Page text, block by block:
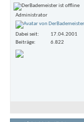
Administrator
Dabei seit
17.04.2001
Beiträge
6.822